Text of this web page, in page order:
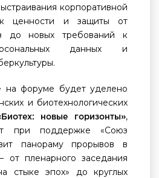
корпоративной
ценности и защиты от
до новых требований к
данных и
на форуме будет уделено
и биотехнологических
новые горизонты»,
при поддержке «Союз
панораму прорывов в
от пленарного заседания
стыке эпох» до круглых